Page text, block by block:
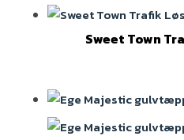
Sweet Town